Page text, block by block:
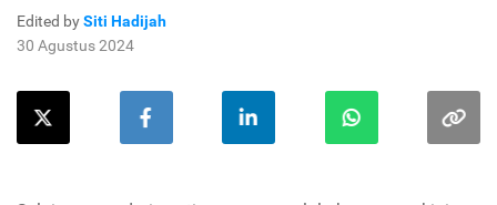
Edited bySiti Hadijah
30 Agustus 2024